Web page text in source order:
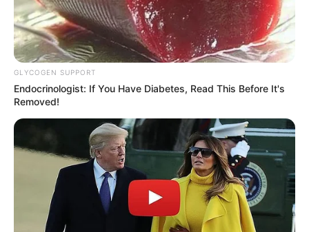
GLYCOGEN SUPPORT
Endocrinologist: If You Have Diabetes, Read This Before It's
Removed!